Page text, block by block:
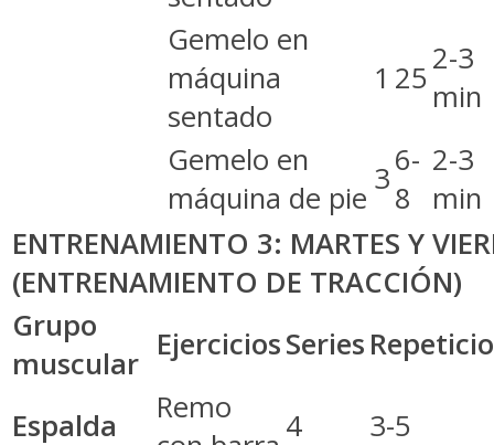
Gemelo en
máquina
sentado
1 25
2-3
min
Gemelo en
máquina de pie
36-
8
2-3
min
ENTRENAMIENTO 3: MARTES Y
(ENTRENAMIENTO DE TRACCIÓN)
Grupo
muscular
EjerciciosSeries
Espalda
Remo
4 3-5